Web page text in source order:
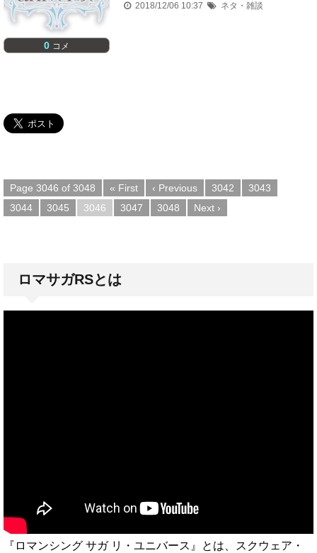
0 コメ
2018/12/06 10:37 ネタ・雑談
Page 3046 of 3048 « First ‹ Previous 3042
3043
3044
3045 3046 3047 3048 Next ›
ロマサガRSとは
『ロマンシング サガ リ・ユニバース』とは、スクウェア・